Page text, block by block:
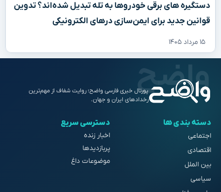
دستگیره‌ های برقی خودروها به تله تبدیل شده‌اند؟ تدوین
قوانین جدید برای ایمن‌سازی درهای الکترونیکی
۱۵ مرداد ۱۴۰۵
پورتال خبری فارسی واضح؛ روایت شفاف از مهم‌ترین
رخدادهای ایران و جهان.
دسته بندی ها
اجتماعی
اقتصادی
بین الملل
سیاسی
دسترسی سریع
اخبار زنده
پربازدیدها
موضوعات داغ